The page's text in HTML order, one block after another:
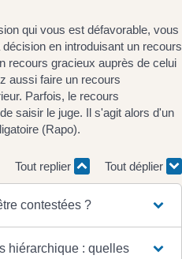
qui vous est défavorable, vous
en introduisant un recours
recours gracieux auprès de celui
aussi faire un recours
Parfois, le recours
saisir le juge. Il s'agit alors d'un
(Rapo).
Tout replier Tout déplier
contestées ?
hiérarchique : quelles